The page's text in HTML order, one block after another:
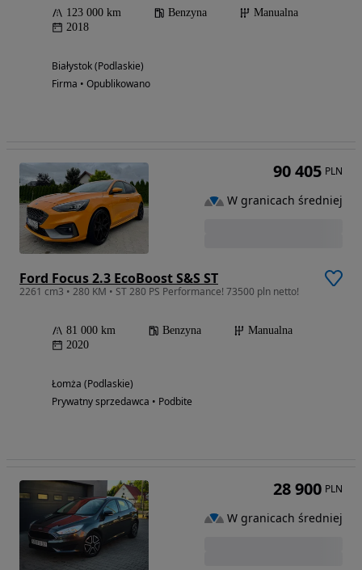
123 000 km Benzyna
Manualna
2018
Białystok (Podlaskie)
Firma • Opublikowano
Ford Focus 2.3 EcoBoost S&S ST
2261 cm3 • 280 KM • ST 280 PS Performance! 73500 pln netto!
81 000 km Benzyna
Manualna
2020
Łomża (Podlaskie)
Prywatny sprzedawca • Podbite
90 405 PLN
W granicach średniej
28 900 PLN
W granicach średniej